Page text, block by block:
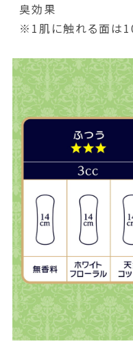
臭効果
※1肌に触れる面は